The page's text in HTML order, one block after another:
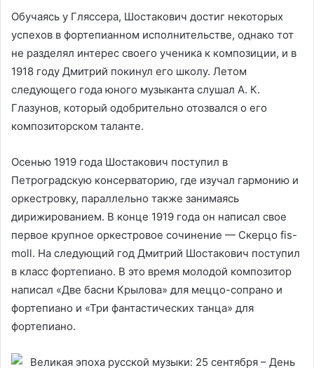
Обучаясь у Гляссера, Шостакович достиг некоторых
успехов в фортепианном исполнительстве, однако тот
не разделял интерес своего ученика к композиции, и в
1918 году Дмитрий покинул его школу. Летом
следующего года юного музыканта слушал А. К.
Глазунов, который одобрительно отозвался о его
композиторском таланте.
Осенью 1919 года Шостакович поступил в
Петроградскую консерваторию, где изучал гармонию и
оркестровку, параллельно также занимаясь
дирижированием. В конце 1919 года он написал свое
первое крупное оркестровое сочинение — Скерцо fis-
moll. На следующий год Дмитрий Шостакович поступил
в класс фортепиано. В это время молодой композитор
написал «Две басни Крылова» для меццо-сопрано и
фортепиано и «Три фантастических танца» для
фортепиано.